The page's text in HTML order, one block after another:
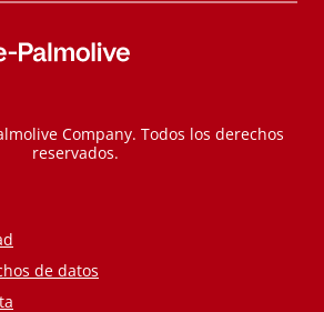
Company. Todos los derechos
reservados.
de datos